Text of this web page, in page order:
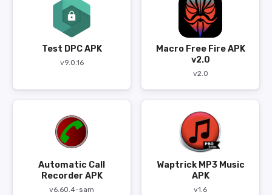
Test DPC APK
v9.0.16
Macro Free Fire APK
v2.0
v2.0
Automatic Call
Recorder APK
v6.60.4-sam
Waptrick MP3 Music
APK
v1.6